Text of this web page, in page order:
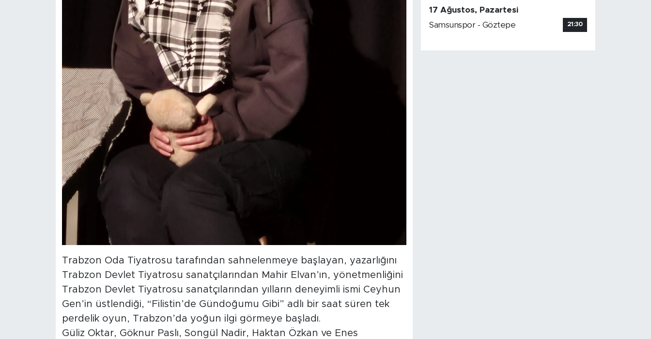
Trabzon Oda Tiyatrosu tarafından sahnelenmeye başlayan, yazarlığını
Trabzon Devlet Tiyatrosu sanatçılarından Mahir Elvan’ın, yönetmenliğini
Trabzon Devlet Tiyatrosu sanatçılarından yılların deneyimli ismi Ceyhun
Gen’in üstlendiği, “Filistin’de Gündoğumu Gibi” adlı bir saat süren tek
perdelik oyun, Trabzon’da yoğun ilgi görmeye başladı.
Güliz Oktar, Göknur Paslı, Songül Nadir, Haktan Özkan ve Enes
17 Ağustos, Pazartesi
Samsunspor - Göztepe
21:30